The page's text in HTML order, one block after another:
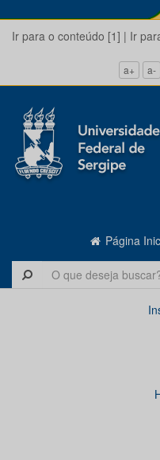
Ir para o conteúdo [1] | Ir
a+ a-
Página